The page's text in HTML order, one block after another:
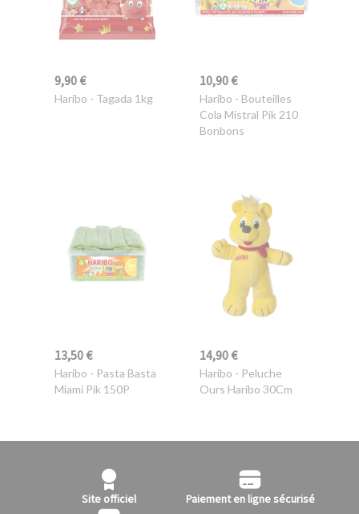
9,90 €
Haribo - Tagada 1kg
10,90 €
Haribo - Bouteilles
Cola Mistral Pik 210
Bonbons
13,50 €
Haribo - Pasta Basta
Miami Pik 150P
14,90 €
Haribo - Peluche
Ours Haribo 30Cm
Site officiel Paiement en ligne sécurisé